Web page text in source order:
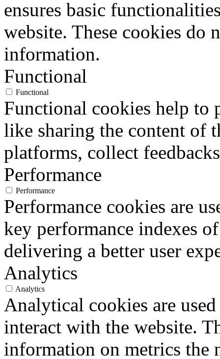
ensures basic
website. These cookies do
information.
Functional
Functional
Functional cookies help to
like sharing the content of
platforms, collect
Performance
Performance
Performance cookies are
key performance indexes
delivering a better user
Analytics
Analytics
Analytical cookies are
interact with the website.
information on metrics the